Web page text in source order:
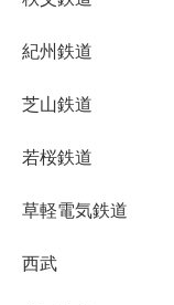
紀州鉄道
芝山鉄道
若桜鉄道
草軽電気鉄道
西武